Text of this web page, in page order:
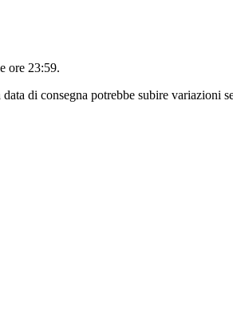
ore 23:59.
di consegna potrebbe subire variazioni